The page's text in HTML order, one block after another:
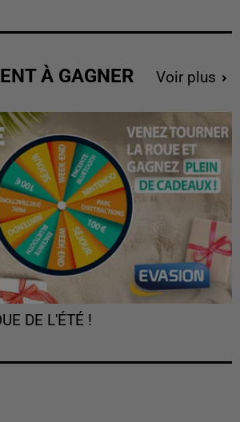
À GAGNER Voir plus
DE L'ÉTÉ !